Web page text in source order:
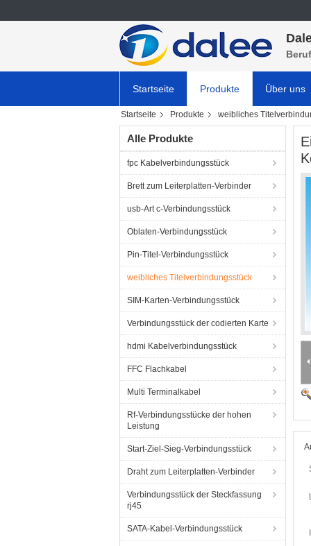
Startseite Produkte Über uns
Startseite Produkte weibliches
Alle Produkte
fpc Kabelverbindungsstück
Brett zum Leiterplatten-Verbinder
usb-Art c-Verbindungsstück
Oblaten-Verbindungsstück
Pin-Titel-Verbindungsstück
weibliches Titelverbindungsstück
SIM-Karten-Verbindungsstück
Verbindungsstück der codierten Karte
hdmi Kabelverbindungsstück
FFC Flachkabel
Multi Terminalkabel
Rf-Verbindungsstücke der hohen
Leistung
Start-Ziel-Sieg-Verbindungsstück
Draht zum Leiterplatten-Verbinder
Verbindungsstück der Steckfassung
rj45
SATA-Kabel-Verbindungsstück